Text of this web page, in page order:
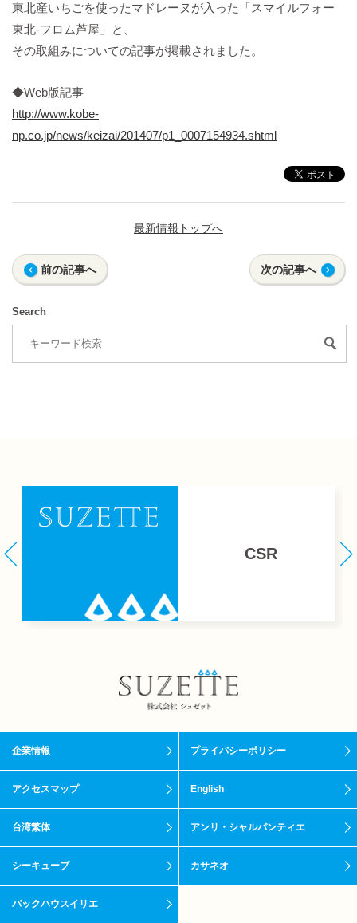
東北産いちごを使ったマドレーヌが入った「スマイルフォー
東北‐フロム芦屋」と、
その取組みについての記事が掲載されました。
◆Web版記事
http://www.kobe-
np.co.jp/news/keizai/201407/p1_0007154934.shtml
前の記事へ
最新情報トップへ
次の記事へ
Search
CSR
企業情報 プライバシーポリシー
アクセスマップ English
台湾繁体 アンリ・シャルパンティエ
シーキューブ カサネオ
バックハウスイリエ